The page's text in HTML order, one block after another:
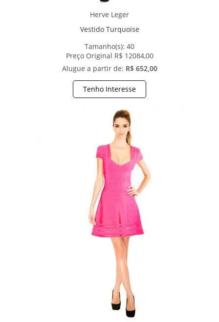
Herve Leger
Vestido Turquoise
Tamanho(s): 40
Preço Original R$ 12084,00
Alugue a partir de: R$ 652,00
Tenho Interesse